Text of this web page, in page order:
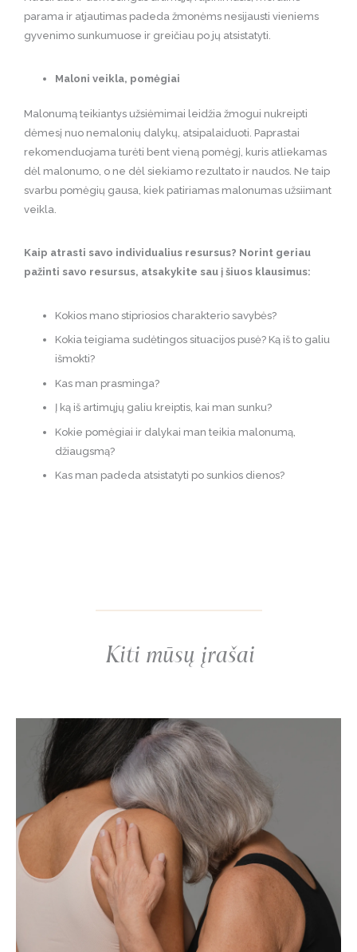
parama ir atjautimas padeda žmonėms nesijausti vieniems
gyvenimo sunkumuose ir greičiau po jų atsistatyti.
Maloni veikla, pomėgiai
Malonumą teikiantys užsiėmimai leidžia žmogui nukreipti
dėmesį nuo nemalonių dalykų, atsipalaiduoti. Paprastai
rekomenduojama turėti bent vieną pomėgį, kuris atliekamas
dėl malonumo, o ne dėl siekiamo rezultato ir naudos. Ne taip
svarbu pomėgių gausa, kiek patiriamas malonumas užsiimant
veikla.
Kaip atrasti savo individualius resursus? Norint geriau
pažinti savo resursus, atsakykite sau į šiuos klausimus:
Kokios mano stipriosios charakterio savybės?
Kokia teigiama sudėtingos situacijos pusė? Ką iš to galiu
išmokti?
Kas man prasminga?
Į ką iš artimųjų galiu kreiptis, kai man sunku?
Kokie pomėgiai ir dalykai man teikia malonumą,
džiaugsmą?
Kas man padeda atsistatyti po sunkios dienos?
Kiti mūsų įrašai